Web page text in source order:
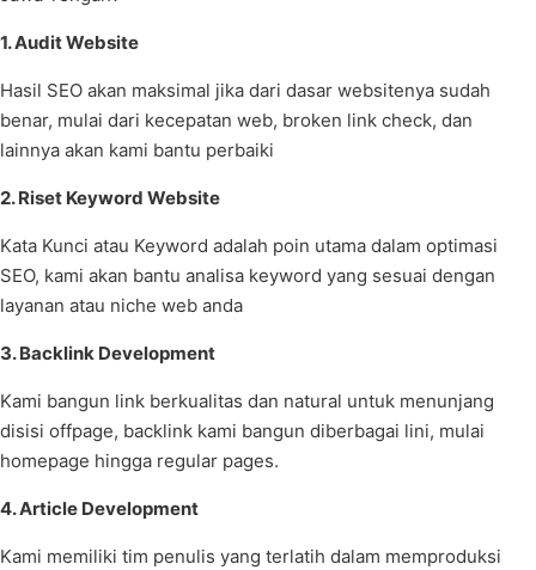
1. Audit Website
Hasil SEO akan maksimal jika dari dasar websitenya sudah
benar, mulai dari kecepatan web, broken link check, dan
lainnya akan kami bantu perbaiki
2. Riset Keyword Website
Kata Kunci atau Keyword adalah poin utama dalam optimasi
SEO, kami akan bantu analisa keyword yang sesuai dengan
layanan atau niche web anda
3. Backlink Development
Kami bangun link berkualitas dan natural untuk menunjang
disisi offpage, backlink kami bangun diberbagai lini, mulai
homepage hingga regular pages.
4. Article Development
Kami memiliki tim penulis yang terlatih dalam memproduksi